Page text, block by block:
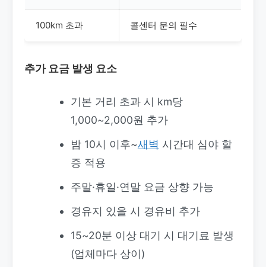
100km 초과 콜센터 문의 필수
추가 요금 발생 요소
기본 거리 초과 시 km당
1,000~2,000원 추가
밤 10시 이후~새벽 시간대 심야 할
증 적용
주말·휴일·연말 요금 상향 가능
경유지 있을 시 경유비 추가
15~20분 이상 대기 시 대기료 발생
(업체마다 상이)